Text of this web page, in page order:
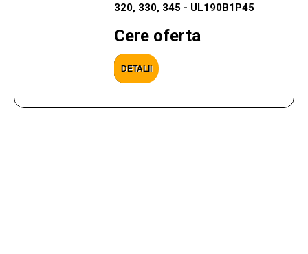
320, 330, 345 - UL190B1P45
Cere oferta
DETALII